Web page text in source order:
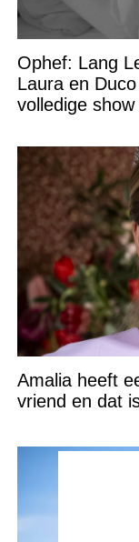
Ophef: Lang
Laura en
volledige show
Amalia heeft
vriend en dat